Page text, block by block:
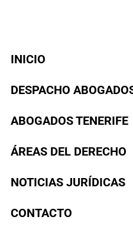
INICIO
DESPACHO
ABOGADOS TENERIFE
ÁREAS DEL DERECHO
NOTICIAS JURÍDICAS
CONTACTO